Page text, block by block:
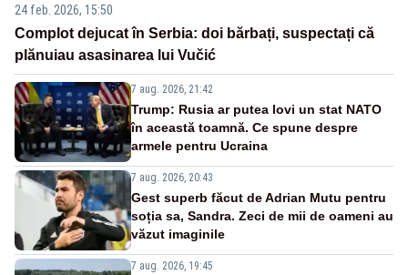
24 feb. 2026, 15:50
Complot dejucat în Serbia: doi bărbați, suspectați că
plănuiau asasinarea lui Vučić
7 aug. 2026, 21:42
Trump: Rusia ar putea lovi un stat NATO
în această toamnă. Ce spune despre
armele pentru Ucraina
7 aug. 2026, 20:43
Gest superb făcut de Adrian Mutu pentru
soția sa, Sandra. Zeci de mii de oameni au
văzut imaginile
7 aug. 2026, 19:45